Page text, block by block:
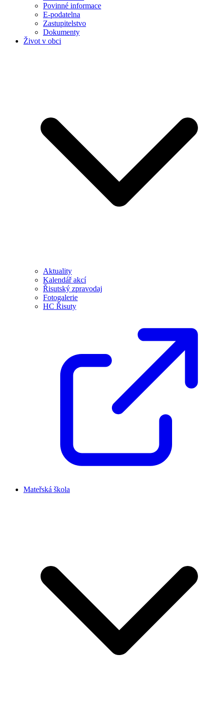
Povinné informace
E-podatelna
Zastupitelstvo
Dokumenty
Život v obci
Aktuality
Kalendář akcí
Řisutský zpravodaj
Fotogalerie
HC Řisuty
Mateřská škola